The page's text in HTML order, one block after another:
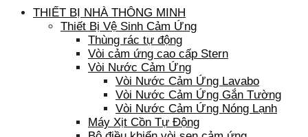
THIẾT BỊ NHÀ THÔNG MINH
Thiết Bị Vệ Sinh Cảm Ứng
Thùng rác tự động
Vòi cảm ứng cao cấp Stern
Vòi Nước Cảm Ứng
Vòi Nước Cảm Ứng Lavabo
Vòi Nước Cảm Ứng Gắn Tường
Vòi Nước Cảm Ứng Nóng Lạnh
Máy Xịt Cồn Tự Động